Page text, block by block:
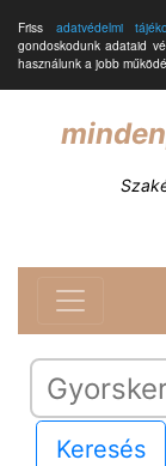
Friss adatvédelmi
gondoskodunk adataid
használunk a jobb
Keresés